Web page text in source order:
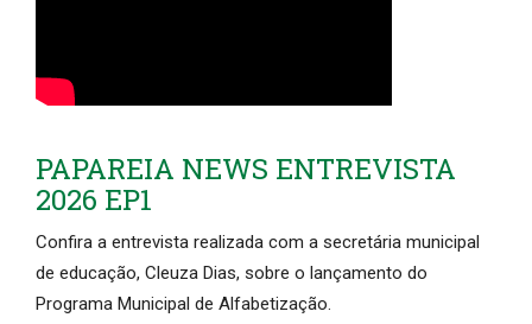
PAPAREIA NEWS ENTREVISTA
2026 EP1
Confira a entrevista realizada com a secretária municipal
de educação, Cleuza Dias, sobre o lançamento do
Programa Municipal de Alfabetização.